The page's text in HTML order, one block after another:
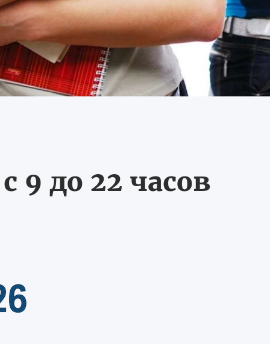
9 до 22 часов